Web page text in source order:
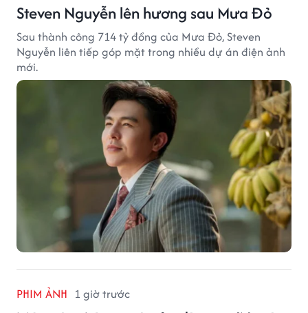
Steven Nguyễn lên hương sau Mưa Đỏ
Sau thành công 714 tỷ đồng của Mưa Đỏ, Steven
Nguyễn liên tiếp góp mặt trong nhiều dự án điện ảnh
mới.
PHIM ẢNH 1 giờ trước